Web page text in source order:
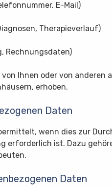
E-Mail)
Therapieverlauf)
Rechnungsdaten)
Ihnen oder von anderen
erhoben.
Daten
wenn dies zur
erforderlich ist. Dazu
Daten